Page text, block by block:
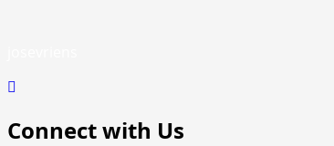
Connect with Us